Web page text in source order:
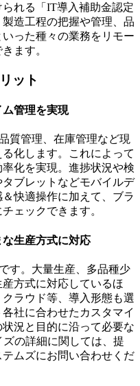
れる「IT導入補助金認定
造工程の把握や管理、品
った種々の業務をリモー
ます。
ット
管理を実現
質管理、在庫管理など現
化します。これによって
化を実現。進捗状況や検
ブレットなどモバイルデ
快適操作に加えて、ブラ
ェックできます。
生産方式に対応
す。大量生産、多品種少
方式に対応しているほ
ラウド等、導入形態も選
社に合わせたカスタマイ
況と目的に沿って必要な
の詳細に関しては、提
ムズにお問い合わせくだ